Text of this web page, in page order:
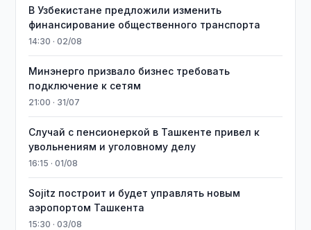
В Узбекистане предложили изменить
финансирование общественного транспорта
14:30 · 02/08
Минэнерго призвало бизнес требовать
подключение к сетям
21:00 · 31/07
Случай с пенсионеркой в Ташкенте привел к
увольнениям и уголовному делу
16:15 · 01/08
Sojitz построит и будет управлять новым
аэропортом Ташкента
15:30 · 03/08